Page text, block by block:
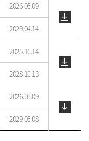
2026.05.09
2029.04.14
2025.10.14
2028.10.13
2026.05.09
2029.05.08